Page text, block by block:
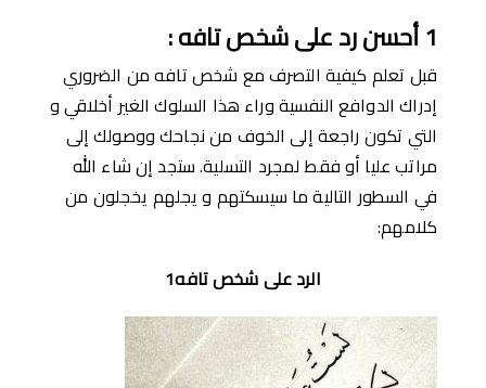
1أحسن رد على شخص تافه:
قبل تعلم كيفية التصرف مع شخص تافه من الضروري
إدراك الدوافع النفسية وراء هذا السلوك الغير أخلاقي و
التي تكون راجعة إلى الخوف من نجاحك ووصولك إلى
مراتب عليا أو فقط لمجرد التسلية. ستجد إن شاء الله
في السطور التالية ما سيسكتهم و يجلهم يخجلون من
كلامهم:
الرد على شخص تافه1